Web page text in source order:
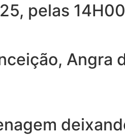
pelas
Angra